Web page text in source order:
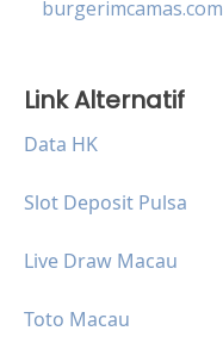
burgerimcamas.com
Link Alternatif
Data HK
Slot Deposit Pulsa
Live Draw Macau
Toto Macau